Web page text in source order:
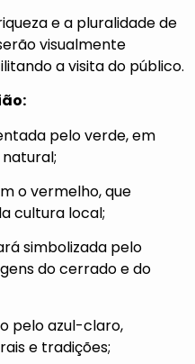
e a pluralidade de
visualmente
a visita do público.
pelo verde, em
o vermelho, que
cultura local;
simbolizada pelo
do cerrado e do
pelo azul-claro,
e tradições;